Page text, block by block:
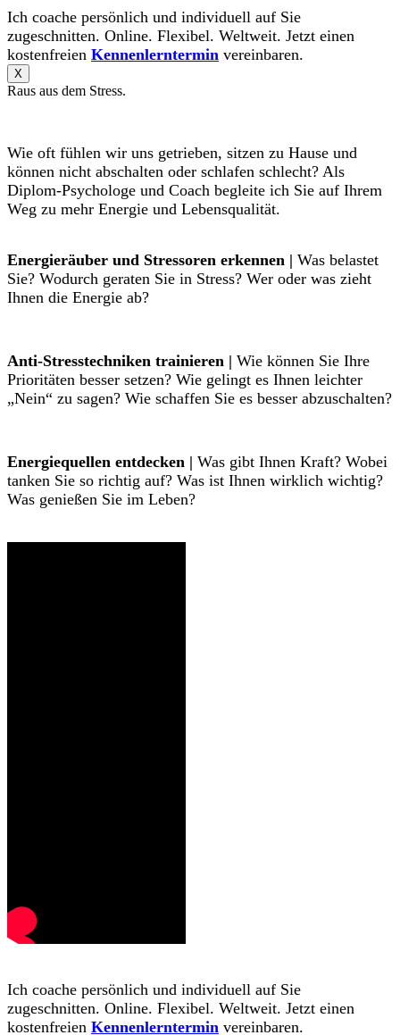
Ich coache persönlich und individuell auf Sie
zugeschnitten. Online. Flexibel. Weltweit. Jetzt einen
kostenfreien Kennenlerntermin vereinbaren.
X
Raus aus dem Stress.
Wie oft fühlen wir uns getrieben, sitzen zu Hause und
können nicht abschalten oder schlafen schlecht? Als
Diplom-Psychologe und Coach begleite ich Sie auf Ihrem
Weg zu mehr Energie und Lebensqualität.
Energieräuber und Stressoren erkennen | Was belastet
Sie? Wodurch geraten Sie in Stress? Wer oder was zieht
Ihnen die Energie ab?
Anti-Stresstechniken trainieren | Wie können Sie Ihre
Prioritäten besser setzen? Wie gelingt es Ihnen leichter
„Nein“ zu sagen? Wie schaffen Sie es besser abzuschalten?
Energiequellen entdecken | Was gibt Ihnen Kraft? Wobei
tanken Sie so richtig auf? Was ist Ihnen wirklich wichtig?
Was genießen Sie im Leben?
Ich coache persönlich und individuell auf Sie
zugeschnitten. Online. Flexibel. Weltweit. Jetzt einen
kostenfreien Kennenlerntermin vereinbaren.